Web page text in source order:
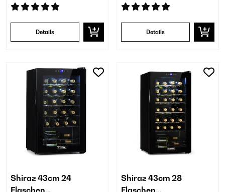
Details Details
Shiraz 43cm 24
Shiraz 43cm 28